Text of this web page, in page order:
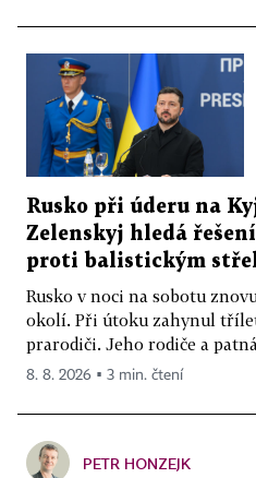
Rusko při úderu na
Zelenskyj hledá
proti balistickým
Rusko v noci na sobotu
okolí. Při útoku zahynul
prarodiči. Jeho rodiče a
8. 8. 2026 ▪ 3 min. čtení
PETR HONZEJK